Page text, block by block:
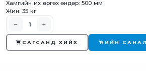
Хамгийн их өргөх өндөр: 500 мм
Жин: 35 кг
САГСАНД ХИЙХ ҮНИЙН